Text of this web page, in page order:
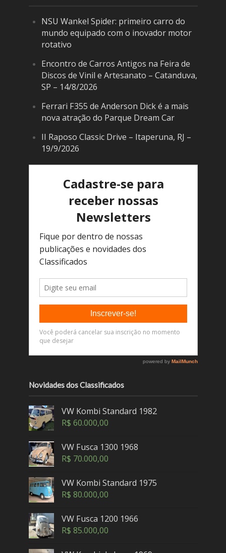
NSU Wankel Spider: primeiro carro do
mundo equipado com o inovador motor
rotativo
Encontro de Carros Antigos na Feira de
Discos de Vinil e Artesanato – Catanduva,
SP – 14/8/2026
Ferrari F355 de Anderson Dick é a mais
nova atração do Parque Dream Car
II Raposo Classic Drive – Itaperuna, RJ –
19/9/2026
Novidades dos Classificados
VW Kombi Standard 1982
R$ 60.000,00
VW Fusca 1300 1968
R$ 70.000,00
VW Kombi Standard 1975
R$ 80.000,00
VW Fusca 1200 1966
R$ 85.000,00